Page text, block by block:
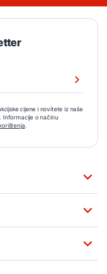
cijene i novitete iz naše
Informacije o načinu
.